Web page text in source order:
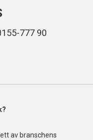
777 90
av branschens